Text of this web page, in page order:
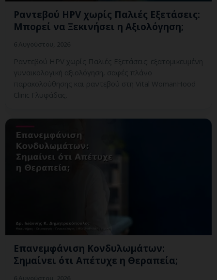
Ραντεβού HPV χωρίς Παλιές Εξετάσεις:
Μπορεί να Ξεκινήσει η Αξιολόγηση;
Ραντεβού HPV χωρίς Παλιές Εξετάσεις: εξατομικευμένη
γυναικολογική αξιολόγηση, σαφές πλάνο
παρακολούθησης και ραντεβού στη Vital WomanHood
Clinic Γλυφάδας.
Επανεμφάνιση Κονδυλωμάτων:
Σημαίνει ότι Απέτυχε η Θεραπεία;